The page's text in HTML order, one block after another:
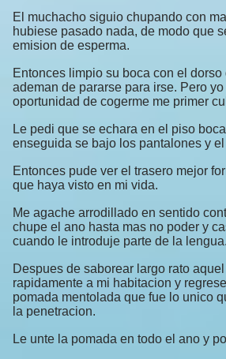
El muchacho siguio chupando con
hubiese pasado nada, de modo que
emision de esperma.
Entonces limpio su boca con el dorso
ademan de pararse para irse. Pero
oportunidad de cogerme me primer
Le pedi que se echara en el piso
enseguida se bajo los pantalones y el
Entonces pude ver el trasero mejor
que haya visto en mi vida.
Me agache arrodillado en sentido
chupe el ano hasta mas no poder y
cuando le introduje parte de la lengua.
Despues de saborear largo rato
rapidamente a mi habitacion y
pomada mentolada que fue lo unico
la penetracion.
Le unte la pomada en todo el ano y